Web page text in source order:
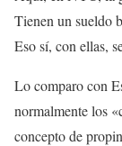
Tienen un sueldo
Eso sí, con ellas,
Lo comparo con
normalmente los
concepto de